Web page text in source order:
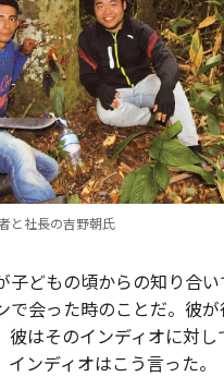
と社長の吉野朝氏
子どもの頃からの知り合
で会った時のことだ。彼
彼はそのインディオに対
インディオはこう言った。